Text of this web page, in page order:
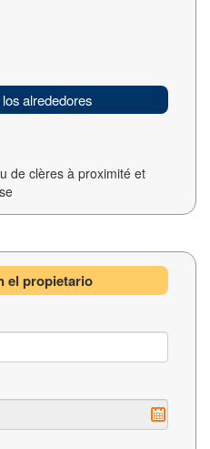
alrededores
de clères à proximité et
el propietario